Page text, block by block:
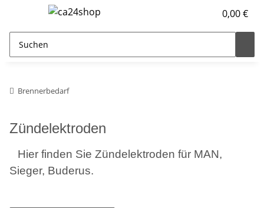
0,00 €
Brennerbedarf
Zündelektroden
Hier finden Sie Zündelektroden für MAN,
Sieger, Buderus.